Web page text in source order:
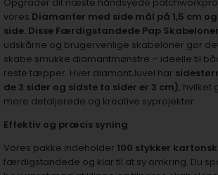
vores Diamanter med side mål på 1,5 cm
side. Disse Færdigstandede Pap
udskårne og brugervenlige skabeloner gør
skabe smukke diamantmønstre – ideelle til
reste tæpper. Hver diamantJuvel har
de 3 sider og sidste to sider er 3 cm), hvilket
mere detaljerede og kreative syprojekter.
Effektiv og præcis syning
Vores pakke indeholder 100 stykker
færdigstandede og klar til at sy omkring. Du